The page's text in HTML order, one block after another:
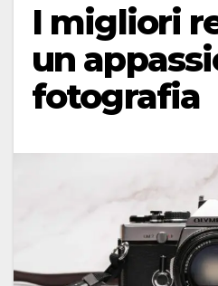
I migliori
un
fotografia